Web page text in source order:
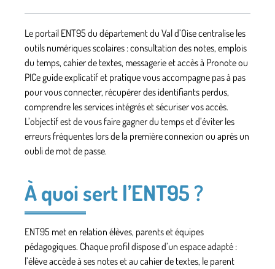
Le portail ENT95 du département du Val d’Oise centralise les
outils numériques scolaires : consultation des notes, emplois
du temps, cahier de textes, messagerie et accès à Pronote ou
PICe guide explicatif et pratique vous accompagne pas à pas
pour vous connecter, récupérer des identifiants perdus,
comprendre les services intégrés et sécuriser vos accès.
L’objectif est de vous faire gagner du temps et d’éviter les
erreurs fréquentes lors de la première connexion ou après un
oubli de mot de passe.
À quoi sert l’ENT95 ?
ENT95 met en relation élèves, parents et équipes
pédagogiques. Chaque profil dispose d’un espace adapté :
l’élève accède à ses notes et au cahier de textes, le parent